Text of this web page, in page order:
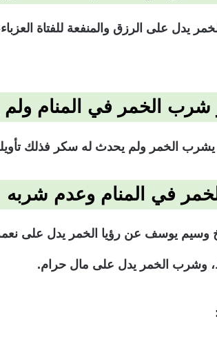
يدل على الرزق والمنفعة للفتاة
شرب الخمر في المنام ولم
يشرب الخمر ولم يحدث له سكر فذلك
في المنام وعدم شربه
وسيم يوسف عن رؤيا الخمر يدل على نعمة
وشرب الخمر يدل على مال حرام.